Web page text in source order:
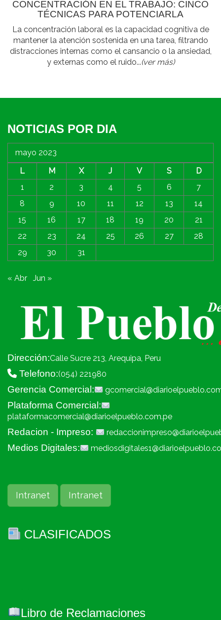
CONCENTRACIÓN EN EL TRABAJO: CINCO
TÉCNICAS PARA POTENCIARLA
La concentración laboral es la capacidad cognitiva de
mantener la atención sostenida en una tarea, filtrando
distracciones internas como el cansancio o la ansiedad,
y externas como el ruido...(ver más)
NOTICIAS POR DIA
mayo 2023
L
M X J V S
D
1
2 3 4 5 6
7
8
9 10 11 12 13
14
15
16 17 18 19 20
21
22
23 24 25 26 27
28
29
30 31
« Abr Jun »
Dirección:Calle Sucre 213, Arequipa, Peru
Telefono:(054) 221980
Gerencia Comercial:
Plataforma Comercial:
plataformacomercial@diarioelpueblo.com.pe
Redacion - Impreso:
Medios Digitales:
Intranet Intranet
CLASIFICADOS
Libro de Reclamaciones